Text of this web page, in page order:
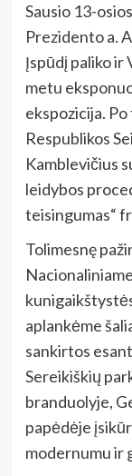
Sausio 13-
Prezidento a.
Įspūdį paliko ir
metu
ekspozicija.
Respublikos
Kamblevičius
leidybos
teisingumas“
Tolimesnę
aplankėme
sankirtos
Sereikiškių
branduolyje,
papėdėje
modernumu ir